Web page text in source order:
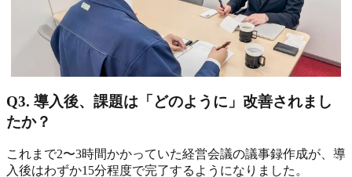
Q3. 導入後、課題は「どのように」改善されまし
たか？
これまで2〜3時間かかっていた経営会議の議事録作成が、導
入後はわずか15分程度で完了するようになりました。